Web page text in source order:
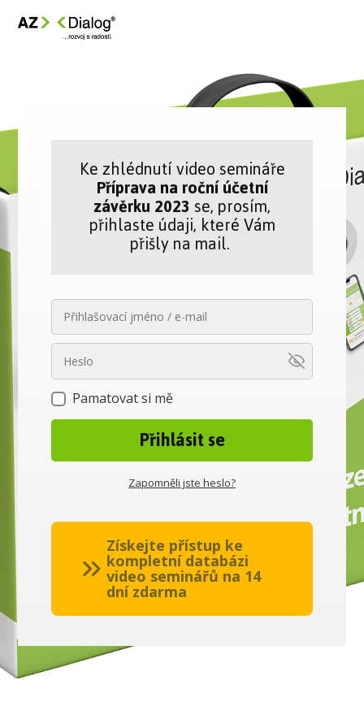
Ke zhlédnutí video semináře
Příprava na roční účetní
závěrku 2023se, prosím,
přihlaste údaji, které Vám
přišly na mail.
Pamatovat si mě
Přihlásit se
Zapomněli jste heslo?
Získejte přístup ke
kompletní databázi
video seminářů na 14
dní zdarma